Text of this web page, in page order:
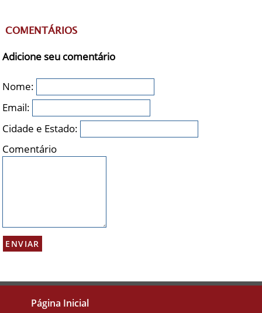
COMENTÁRIOS
Adicione seu comentário
Nome:
Email:
Cidade e Estado:
Comentário
Página Inicial